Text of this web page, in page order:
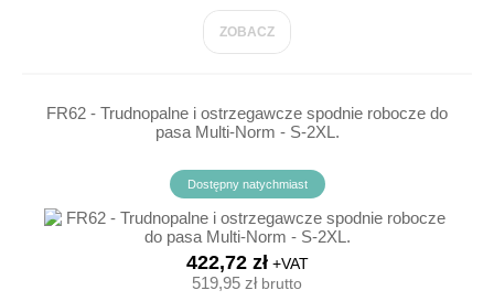
ZOBACZ
FR62 - Trudnopalne i ostrzegawcze spodnie robocze do
pasa Multi-Norm - S-2XL.
Dostępny natychmiast
422,72 zł+VAT
519,95 złbrutto